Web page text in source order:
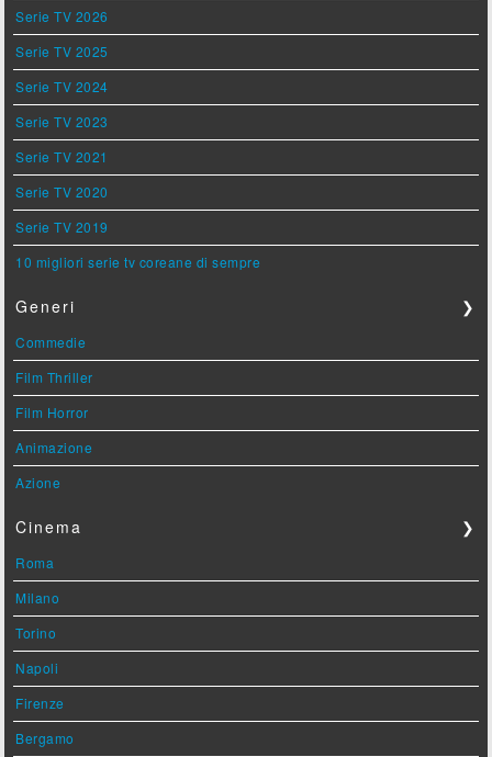
Serie TV 2026
Serie TV 2025
Serie TV 2024
Serie TV 2023
Serie TV 2021
Serie TV 2020
Serie TV 2019
10 migliori serie tv coreane di sempre
Generi ❯
Commedie
Film Thriller
Film Horror
Animazione
Azione
Cinema ❯
Roma
Milano
Torino
Napoli
Firenze
Bergamo